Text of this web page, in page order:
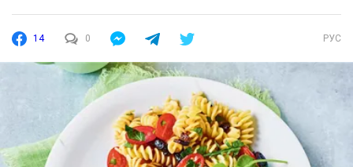
14 0 РУС